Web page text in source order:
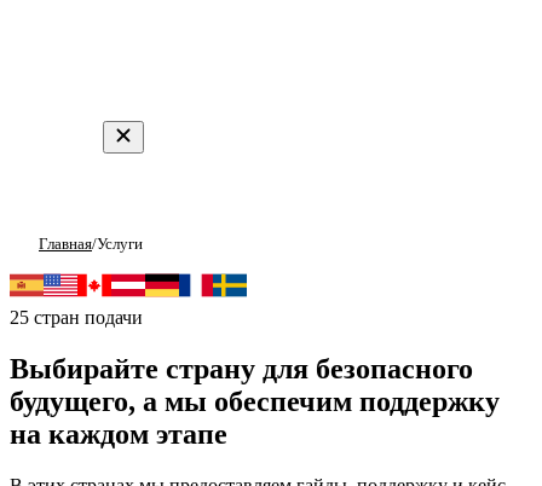
Главная/Услуги
Услуги по политическому
25 стран подачи
Выбирайте страну для безопасного
будущего, а мы обеспечим поддержку
на каждом этапе